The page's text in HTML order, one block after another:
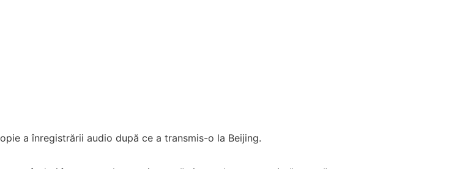
a înregistrării audio după ce a transmis-o la Beijing.